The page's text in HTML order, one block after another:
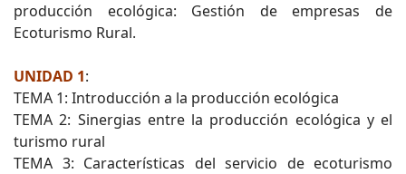
producción ecológica: Gestión de empresas de
Ecoturismo Rural.
UNIDAD 1:
TEMA 1: Introducción a la producción ecológica
TEMA 2: Sinergias entre la producción ecológica y el
turismo rural
TEMA 3: Características del servicio de ecoturismo